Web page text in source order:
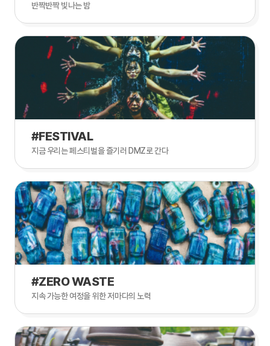
반짝반짝 빛나는 밤
#FESTIVAL
지금 우리는 페스티벌을 즐기러 DMZ로 간다
#ZERO WASTE
지속 가능한 여정을 위한 저마다의 노력